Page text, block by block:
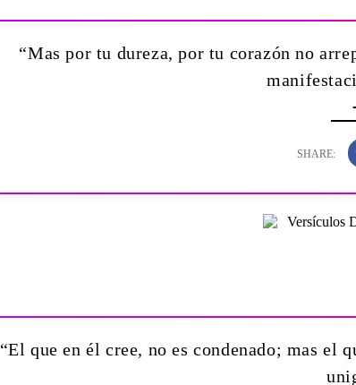
“Mas por tu dureza, por tu corazón no
“El que en él cree, no es condenado; mas el